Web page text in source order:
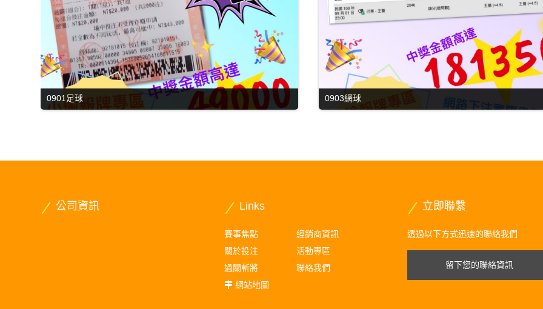
0901足球 0903網球
公司資訊 Links
賽事焦點
經銷商資訊
關於投注
活動專區
過關斬將
聯絡我們
網站地圖
立即聯繫
透過以下方式迅速的聯絡我們
留下您的聯絡資訊